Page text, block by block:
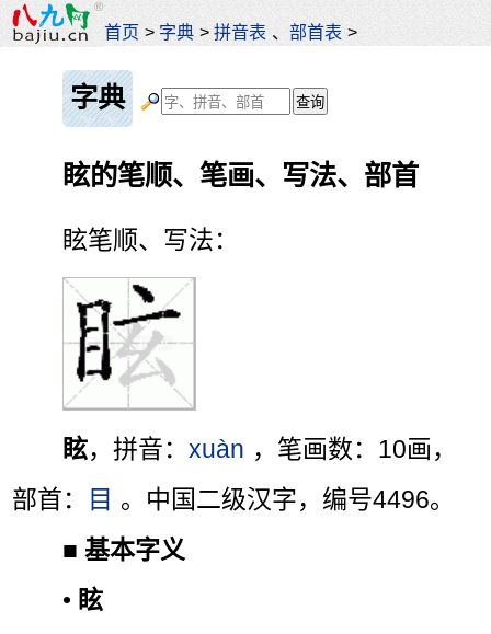
首页 > 字典 >拼音表 、部首表 >
字典
眩的笔顺、笔画、写法、部首
眩笔顺、写法：
眩，拼音：xuàn ，笔画数：10画，
部首：
目 。中国二级汉字，编号4496。
■基本字义
• 眩